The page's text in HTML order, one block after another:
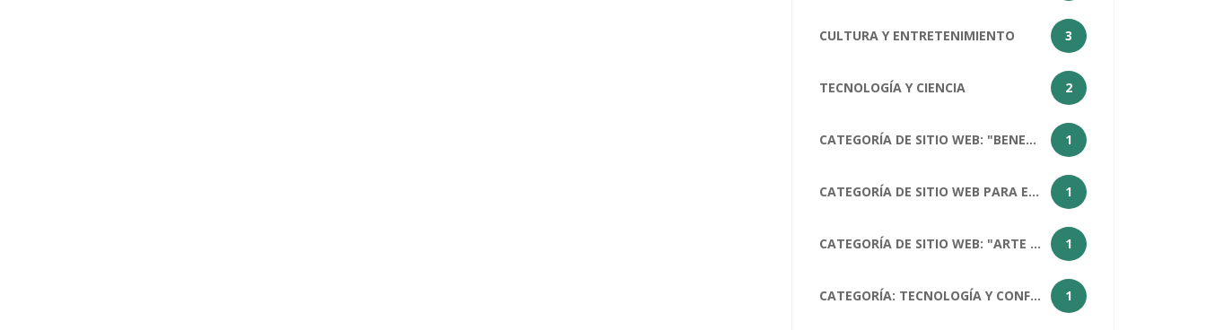
CULTURA Y ENTRETENIMIENTO 3
TECNOLOGÍA Y CIENCIA 2
CATEGORÍA DE SITIO WEB: "BENEFICIOS DEL ARTE PARA LA SOCIEDAD HUMANA 1
CATEGORÍA DE SITIO WEB PARA EL ARTÍCULO "¿CÓMO ESTÁS?": SALUD Y BIENESTAR 1
CATEGORÍA DE SITIO WEB: "ARTE COMO MATERIA ESCOLAR 1
CATEGORÍA: TECNOLOGÍA Y CONFERENCIAS 1